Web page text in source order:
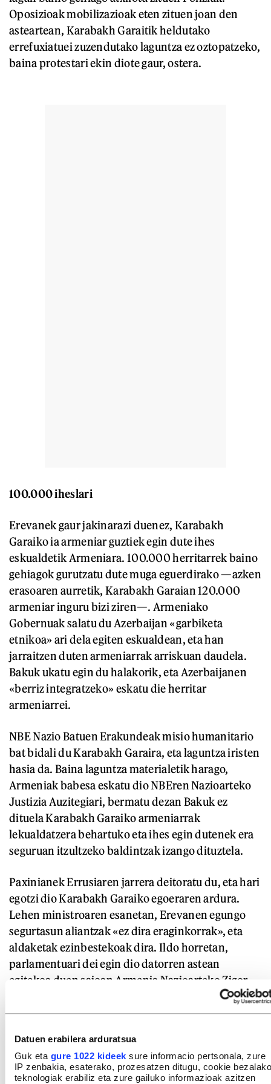
Datuen erabilera arduratsua
Guk eta gure 1022 kideek sure informacio pertsonala, zure
IP zenbakia, esaterako, prozesatzen ditugu, cookie bezalako
teknologiak erabiliz eta zure gailuko informazioak azitzen
Oposizioak mobilizazioak eten zituen joan den
asteartean, Karabakh Garaitik heldutako
errefuxiatuei zuzendutako laguntza ez oztopatzeko,
baina protestari ekin diote gaur, ostera.
100.000 iheslari
Erevanek gaur jakinarazi duenez, Karabakh
Garaiko ia armeniar guztiek egin dute ihes
eskualdetik Armeniara. 100.000 herritarrek baino
gehiagok gurutzatu dute muga eguerdirako —azken
erasoaren aurretik, Karabakh Garaian 120.000
armeniar inguru bizi ziren—. Armeniako
Gobernuak salatu du Azerbaijan «garbiketa
etnikoa» ari dela egiten eskualdean, eta han
jarraitzen duten armeniarrak arriskuan daudela.
Bakuk ukatu egin du halakorik, eta Azerbaijanen
«berriz integratzeko» eskatu die herritar
armeniarrei.
NBE Nazio Batuen Erakundeak misio humanitario
bat bidali du Karabakh Garaira, eta laguntza iristen
hasia da. Baina laguntza materialetik harago,
Armeniak babesa eskatu dio NBEren Nazioarteko
Justizia Auzitegiari, bermatu dezan Bakuk ez
dituela Karabakh Garaiko armeniarrak
lekualdatzera behartuko eta ihes egin dutenek era
seguruan itzultzeko baldintzak izango dituztela.
Paxinianek Errusiaren jarrera deitoratu du, eta hari
egotzi dio Karabakh Garaiko egoeraren ardura.
Lehen ministroaren esanetan, Erevanen egungo
segurtasun aliantzak «ez dira eraginkorrak», eta
aldaketak ezinbestekoak dira. Ildo horretan,
parlamentuari dei egin dio datorren astean
egitekoa duen saioan Armenia Nazioarteko Zigor
Auzitegiko kide bihurtzera. Auzitegi horrek
atxilotze agindu bat igorria du Vladimir Putin
gerragatik gizateriaren kontrako krimen arduradun
izatea egotzita.